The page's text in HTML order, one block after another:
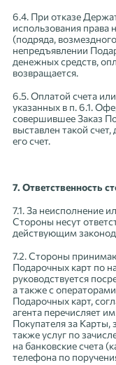
6.4. При отказе
использования права
(подряда,
непредъявлении
денежных средств,
возвращается.
6.5. Оплатой счета
указанных в п. 6.1.
совершившее Заказ
выставлен такой
его счет.
7. Ответственность
7.1. За неисполнение
Стороны несут
действующим
7.2. Стороны
Подарочных карт по
руководствуется
а также с
Подарочных карт,
агента перечисляет
Покупателя за Карты,
также услуг по
на банковские счета
телефона по